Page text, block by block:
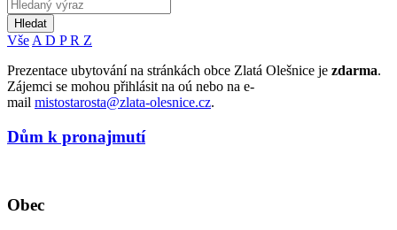
Hledat
Vše A D PR Z
Prezentace ubytování na stránkách obce Zlatá Olešnice je zdarma.
Zájemci se mohou přihlásit na oú nebo na e-
mail mistostarosta@zlata-olesnice.cz.
Dům k pronajmutí
Obec